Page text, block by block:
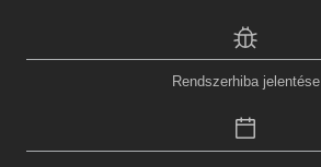
Rendszerhiba jelentése